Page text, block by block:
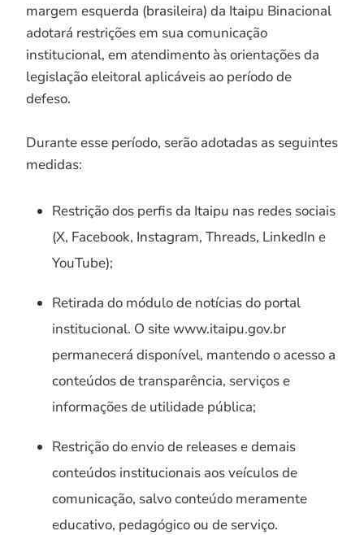
margem esquerda (brasileira) da Itaipu Binacional
adotará restrições em sua comunicação
institucional, em atendimento às orientações da
legislação eleitoral aplicáveis ao período de
defeso.
Durante esse período, serão adotadas as seguintes
medidas:
Restrição dos perfis da Itaipu nas redes sociais
(X, Facebook, Instagram, Threads, LinkedIn e
YouTube);
Retirada do módulo de notícias do portal
institucional. O site www.itaipu.gov.br
permanecerá disponível, mantendo o acesso a
conteúdos de transparência, serviços e
informações de utilidade pública;
Restrição do envio de releases e demais
conteúdos institucionais aos veículos de
comunicação, salvo conteúdo meramente
educativo, pedagógico ou de serviço.